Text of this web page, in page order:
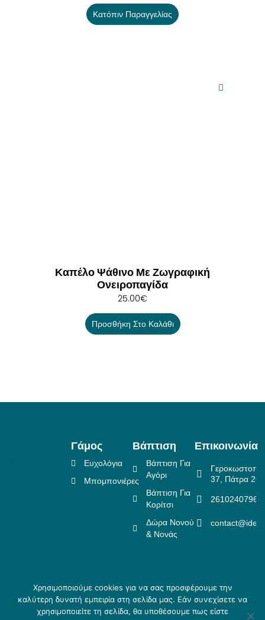
Κατόπιν Παραγγελίας
Καπέλο Ψάθινο Με Ζωγραφική
Ονειροπαγίδα
25.00€
Προσθήκη Στο Καλάθι
Γάμος
Ευχολόγια
Μπομπονιέρες
Βάπτιση
Βάπτιση Για
Αγόρι
Βάπτιση Για
Κορίτσι
Δώρα Νονού
& Νονάς
Επικοινωνία
37, Πάτρα
2610240796
Copyright ©
2026 Idea
Crafted
by
Πολιτική Επιστροφών
Πολιτική Απορρήτου
Χρησιμοποιούμε cookies για να σας προσφέρουμε την
καλύτερη δυνατή εμπειρία στη σελίδα μας. Εάν συνεχίσετε να
χρησιμοποιείτε τη σελίδα, θα υποθέσουμε πως είστε